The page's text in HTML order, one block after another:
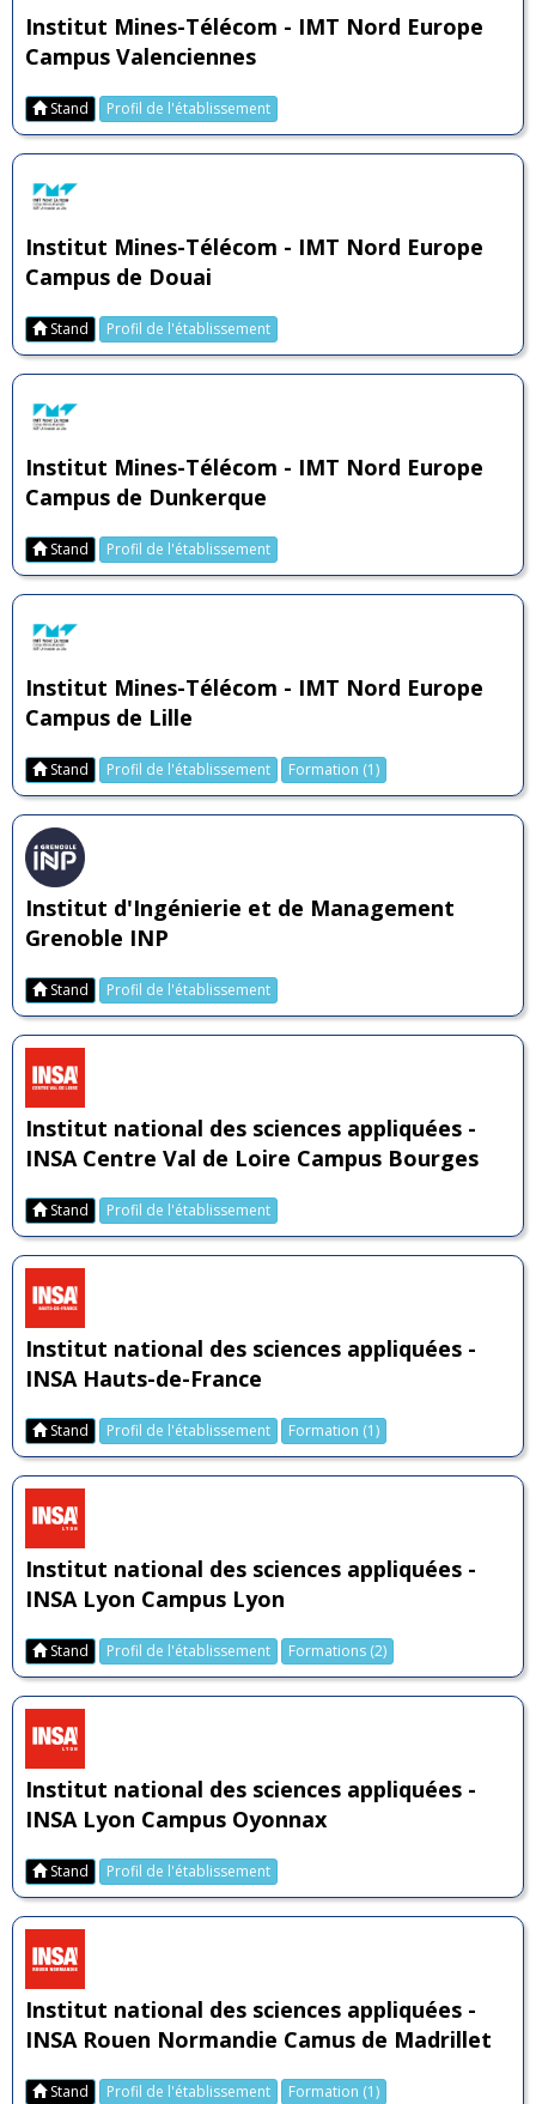
Institut Mines-Télécom - IMT Nord Europe
Campus Valenciennes
Stand Profil de l'établissement
Institut Mines-Télécom - IMT Nord Europe
Campus de Douai
Stand Profil de l'établissement
Institut Mines-Télécom - IMT Nord Europe
Campus de Dunkerque
Stand Profil de l'établissement
Institut Mines-Télécom - IMT Nord Europe
Campus de Lille
Stand Profil de l'établissement Formation (1)
Institut d'Ingénierie et de Management
Grenoble INP
Stand Profil de l'établissement
Institut national des sciences appliquées -
INSA Centre Val de Loire Campus Bourges
Stand Profil de l'établissement
Institut national des sciences appliquées -
INSA Hauts-de-France
Stand Profil de l'établissement Formation (1)
Institut national des sciences appliquées -
INSA Lyon Campus Lyon
Stand Profil de l'établissement Formations (2)
Institut national des sciences appliquées -
INSA Lyon Campus Oyonnax
Stand Profil de l'établissement
Institut national des sciences appliquées -
INSA Rouen Normandie Camus de Madrillet
Stand Profil de l'établissement Formation (1)